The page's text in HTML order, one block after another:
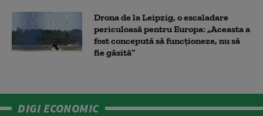
Drona de la Leipzig, o escaladare
periculoasă pentru Europa: „Aceasta a
fost concepută să funcționeze, nu să
fie găsită”
DIGI ECONOMIC